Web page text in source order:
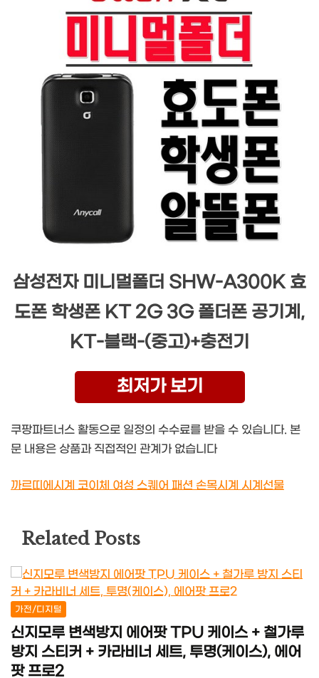
삼성전자 미니멀폴더 SHW-A300K 효
도폰 학생폰 KT 2G 3G 폴더폰 공기계,
KT-블랙-(중고)+충전기
최저가 보기
쿠팡파트너스 활동으로 일정의 수수료를 받을 수 있습니다. 본
문 내용은 상품과 직접적인 관계가 없습니다
까르띠에시계 코이체 여성 스퀘어 패션 손목시계 시계선물
Related Posts
가전/디지털
신지모루 변색방지 에어팟 TPU 케이스 + 철가루
방지 스티커 + 카라비너 세트, 투명(케이스), 에어
팟 프로2